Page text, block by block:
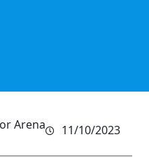
Arena 11/10/2023